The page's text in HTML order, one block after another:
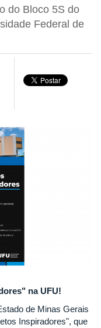
do Bloco 5S do
Federal de
na UFU!
de Minas Gerais
Inspiradores", que